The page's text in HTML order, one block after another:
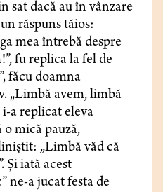
sat dacă au în vânzare
răspuns tăios:
mea întrebă despre
fu replica la fel de
făcu doamna
„Limbă avem, limbă
a replicat eleva
o mică pauză,
„Limbă văd că
Și iată acest
ne-a jucat festa de